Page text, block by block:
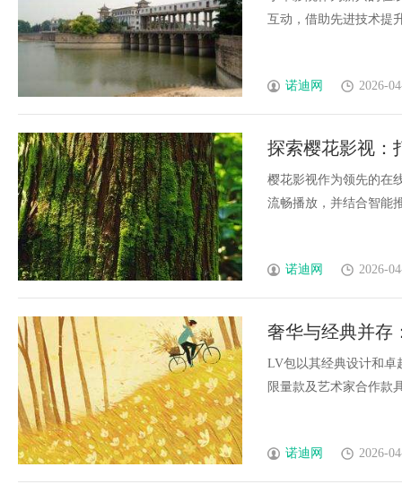
互动，借助先进技术提
诺迪网 2026-
探索樱花影视：
樱花影视作为领先的在
流畅播放，并结合智能
诺迪网 2026-
奢华与经典并存
LV包以其经典设计和卓
限量款及艺术家合作款
诺迪网 2026-